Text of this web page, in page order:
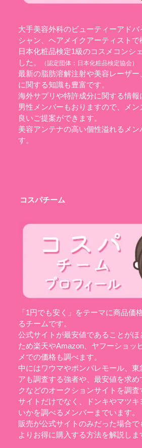
大手美容外科のビューティーアドバ
シャン、ヘアメイクアーティストで
日本化粧品検定1級のコスメコンシ
した。
（認定団体： 日本化粧品検定協会）
最新の脂肪溶解注射や美容レーザー
に関する知識も豊富です。
海外サプリや特許成分に関する情報
男性メンバーもおりますので、メン
良いご提案ができます。
美容アンテナの高い個性溢れるメン
す。
コスパチーム
「1円でも安く」をテーマに商品価
るチームです。
公式サイトが最安値であることが
ため楽天やAmazon、ヤフーショッ
メでの価格も調べます。
中にはワウマやポンパレモール、東
アも調査する強者や、最安値を求
クなどのオークションサイトを調査
サイトだけでなく、ドンキやマツキ
いかを調べるメンバーまでいます。
販売が公式サイトのみだった場合
よりお得に購入する方法を解説しま